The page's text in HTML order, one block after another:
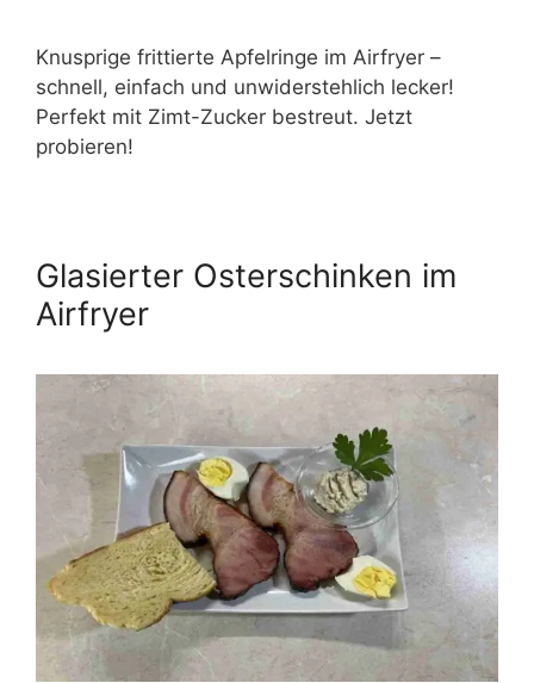
Knusprige frittierte Apfelringe im Airfryer –
schnell, einfach und unwiderstehlich lecker!
Perfekt mit Zimt-Zucker bestreut. Jetzt
probieren!
Glasierter Osterschinken im
Airfryer